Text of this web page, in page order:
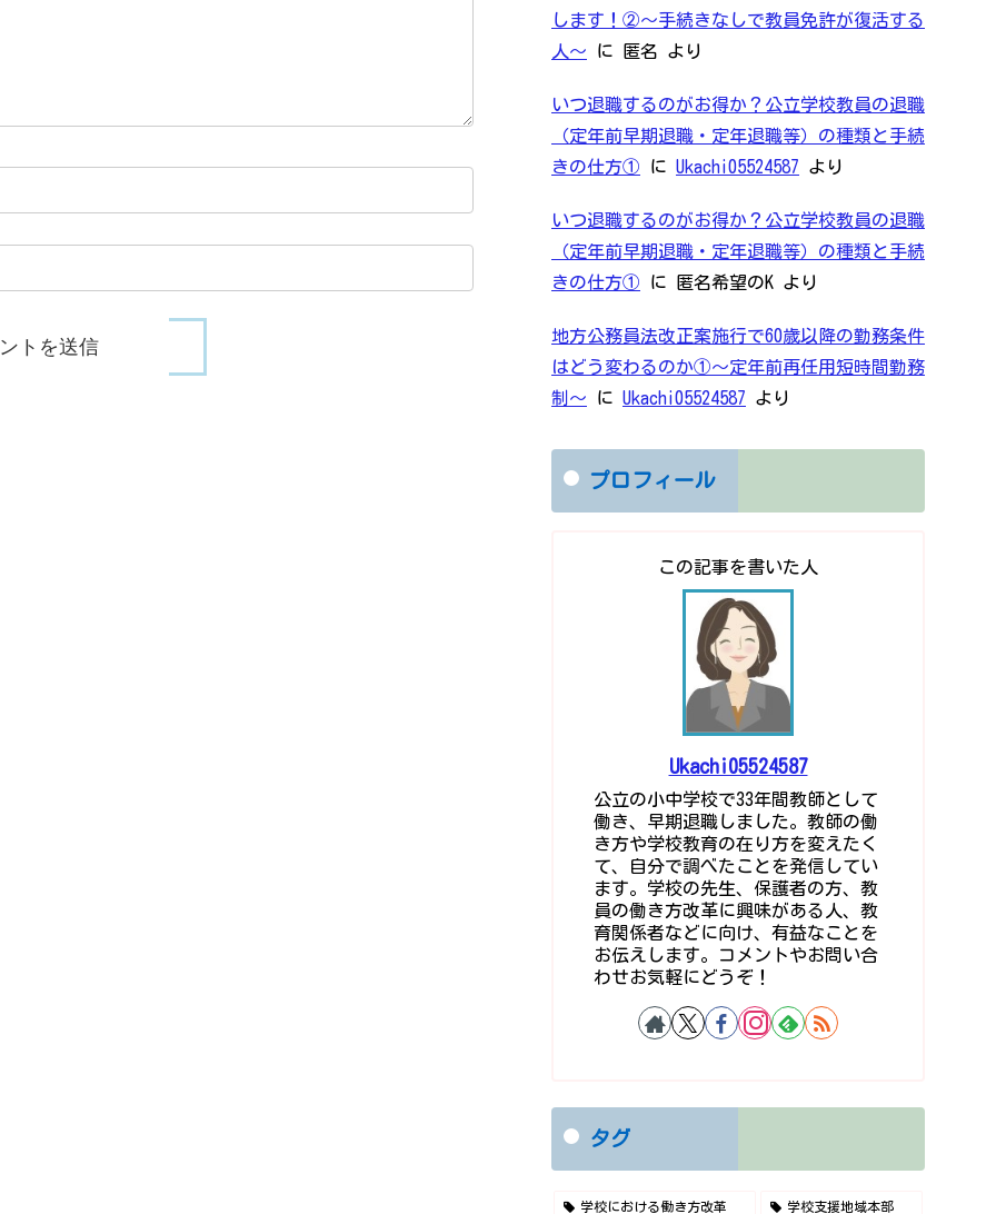
します！②～手続きなしで教員免許が復活する
人～ に 匿名 より
いつ退職するのがお得か？公立学校教員の退職
（定年前早期退職・定年退職等）の種類と手続
きの仕方① に Ukachi05524587 より
いつ退職するのがお得か？公立学校教員の退職
（定年前早期退職・定年退職等）の種類と手続
きの仕方① に 匿名希望のK より
地方公務員法改正案施行で60歳以降の勤務条件
はどう変わるのか①～定年前再任用短時間勤務
制～ に Ukachi05524587 より
プロフィール
この記事を書いた人
Ukachi05524587
公立の小中学校で33年間教師として
働き、早期退職しました。教師の働
き方や学校教育の在り方を変えたく
て、自分で調べたことを発信してい
ます。学校の先生、保護者の方、教
員の働き方改革に興味がある人、教
育関係者などに向け、有益なことを
お伝えします。コメントやお問い合
わせお気軽にどうぞ！
タグ
学校における働き方改革 学校支援地域本部